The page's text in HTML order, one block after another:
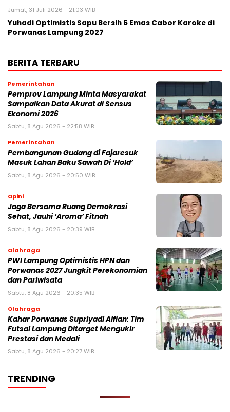
Jumat, 31 Juli 2026 - 21:03 WIB
Yuhadi Optimistis Sapu Bersih 6 Emas Cabor Karoke di
Porwanas Lampung 2027
BERITA TERBARU
Pemerintahan
Pemprov Lampung Minta Masyarakat
Sampaikan Data Akurat di Sensus
Ekonomi 2026
Sabtu, 8 Agu 2026 - 22:58 WIB
Pemerintahan
Pembangunan Gudang di Fajaresuk
Masuk Lahan Baku Sawah Di ‘Hold’
Sabtu, 8 Agu 2026 - 20:50 WIB
Opini
Jaga Bersama Ruang Demokrasi
Sehat, Jauhi ‘Aroma’ Fitnah
Sabtu, 8 Agu 2026 - 20:39 WIB
Olahraga
PWI Lampung Optimistis HPN dan
Porwanas 2027 Jungkit Perekonomian
dan Pariwisata
Sabtu, 8 Agu 2026 - 20:35 WIB
Olahraga
Kahar Porwanas Supriyadi Alfian: Tim
Futsal Lampung Ditarget Mengukir
Prestasi dan Medali
Sabtu, 8 Agu 2026 - 20:27 WIB
TRENDING